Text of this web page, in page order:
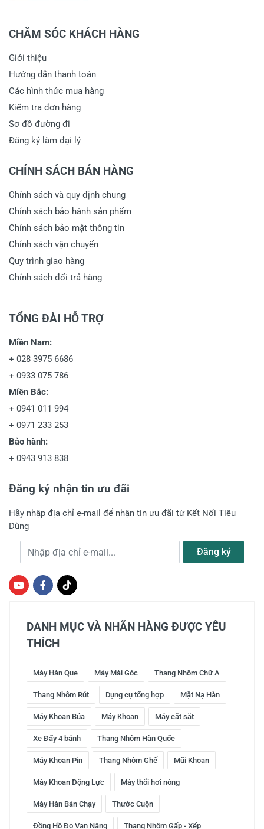
CHĂM SÓC KHÁCH HÀNG
Giới thiệu
Hướng dẫn thanh toán
Các hình thức mua hàng
Kiểm tra đơn hàng
Sơ đồ đường đi
Đăng ký làm đại lý
CHÍNH SÁCH BÁN HÀNG
Chính sách và quy định chung
Chính sách bảo hành sản phẩm
Chính sách bảo mật thông tin
Chính sách vận chuyển
Quy trình giao hàng
Chính sách đổi trả hàng
TỔNG ĐÀI HỖ TRỢ
Miền Nam:
+ 028 3975 6686
+ 0933 075 786
Miền Bắc:
+ 0941 011 994
+ 0971 233 253
Bảo hành:
+ 0943 913 838
Đăng ký nhận tin ưu đãi
Hãy nhập địa chỉ e-mail để nhận tin ưu đãi từ Kết Nối Tiêu
Dùng
Địa chỉ e-mail Đăng ký
DANH MỤC VÀ NHÃN HÀNG ĐƯỢC YÊU
THÍCH
Máy Hàn Que Máy Mài Góc Thang Nhôm Chữ A
Thang Nhôm Rút Dụng cụ tổng hợp Mặt Nạ Hàn
Máy Khoan Búa Máy Khoan Máy cắt sắt
Xe Đẩy 4 bánh Thang Nhôm Hàn Quốc
Máy Khoan Pin Thang Nhôm Ghế Mũi Khoan
Máy Khoan Động Lực Máy thổi hơi nóng
Máy Hàn Bán Chạy Thước Cuộn
Đồng Hồ Đo Vạn Năng Thang Nhôm Gấp - Xếp